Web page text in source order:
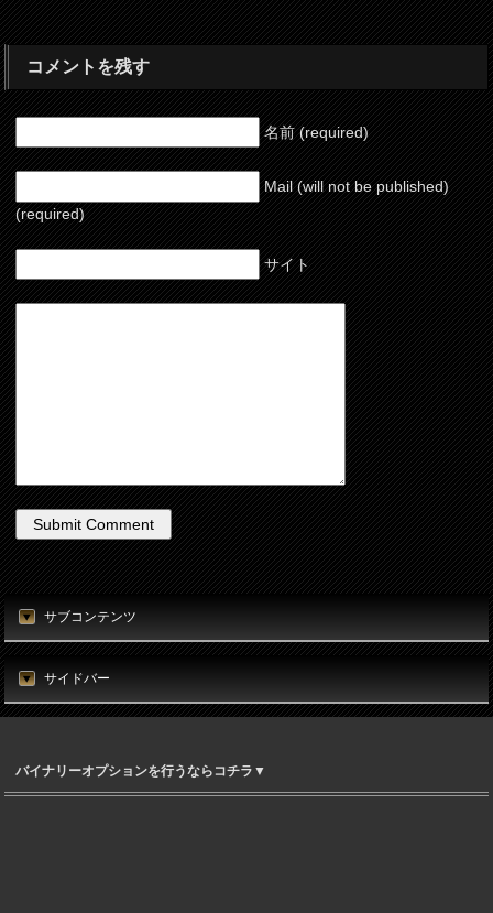
コメントを残す
名前 (required)
Mail (will not be published)
(required)
サイト
サブコンテンツ
サイドバー
バイナリーオプションを行うならコチラ▼